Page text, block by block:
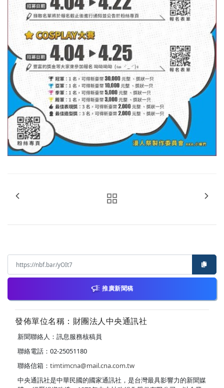
推廣新聞稿
發佈單位名稱：財團法人中央通訊社
新聞聯絡人：訊息服務核稿員
聯絡電話：02-25051180
聯絡信箱： timtimcna@mail.cna.com.tw
中央通訊社是中華民國的國家通訊社，是台灣最具影響力的新聞媒